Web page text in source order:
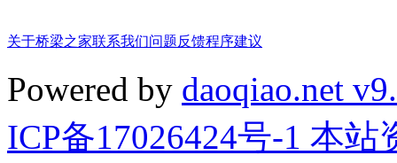
关于桥梁之家联系我们问题反馈程序建议
Powered by daoqiao.net
ICP备17026424号-1 本